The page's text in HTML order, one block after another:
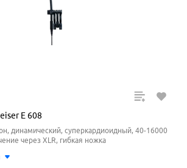
E 608
динамический, суперкардиоидный, 40-16000
через XLR, гибкая ножка